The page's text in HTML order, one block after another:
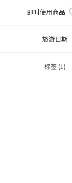
即时使用商品
旅游日期
标签 (1)